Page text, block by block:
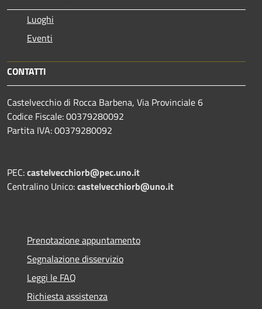
Luoghi
Eventi
CONTATTI
Castelvecchio di Rocca Barbena, Via Provinciale 6
Codice Fiscale: 00379280092
Partita IVA: 00379280092
PEC:castelvecchiorb@pec.uno.it
Centralino Unico:castelvecchiorb@uno.it
Prenotazione appuntamento
Segnalazione disservizio
Leggi le FAQ
Richiesta assistenza